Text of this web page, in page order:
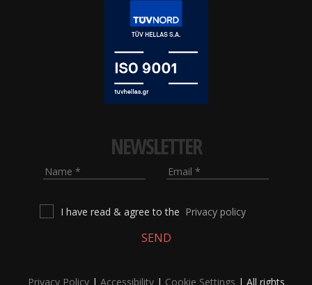
NEWSLETTER
Name Email
I have read & agree to the Privacy policy
SEND
Privacy Policy| Accessibility| Cookie Settings | All rights